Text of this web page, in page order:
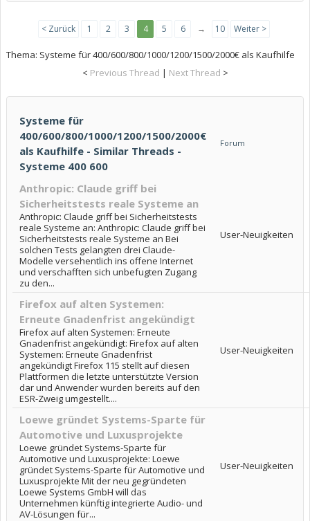
< Zurück 1 2 3 4 5 6 → 10 Weiter >
Thema: Systeme für 400/600/800/1000/1200/1500/2000€ als Kaufhilfe
< Previous Thread | Next Thread >
Systeme für
400/600/800/1000/1200/1500/2000€
als Kaufhilfe - Similar Threads -
Systeme 400 600
Forum
Anthropic: Claude griff bei
Sicherheitstests reale Systeme an
Anthropic: Claude griff bei Sicherheitstests
reale Systeme an: Anthropic: Claude griff bei
Sicherheitstests reale Systeme an Bei
solchen Tests gelangten drei Claude-
Modelle versehentlich ins offene Internet
und verschafften sich unbefugten Zugang
zu den...
User-Neuigkeiten
Firefox auf alten Systemen:
Erneute Gnadenfrist angekündigt
Firefox auf alten Systemen: Erneute
Gnadenfrist angekündigt: Firefox auf alten
Systemen: Erneute Gnadenfrist
angekündigt Firefox 115 stellt auf diesen
Plattformen die letzte unterstützte Version
dar und Anwender wurden bereits auf den
ESR-Zweig umgestellt....
User-Neuigkeiten
Loewe gründet Systems-Sparte für
Automotive und Luxusprojekte
Loewe gründet Systems-Sparte für
Automotive und Luxusprojekte: Loewe
gründet Systems-Sparte für Automotive und
Luxusprojekte Mit der neu gegründeten
Loewe Systems GmbH will das
Unternehmen künftig integrierte Audio- und
AV-Lösungen für...
User-Neuigkeiten